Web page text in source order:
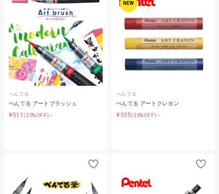
ぺんてる
ぺんてる アートブラッシュ
¥511 (20%OFF)～
NEW
ぺんてる
ぺんてる アートクレヨン
¥335(20%OFF)～